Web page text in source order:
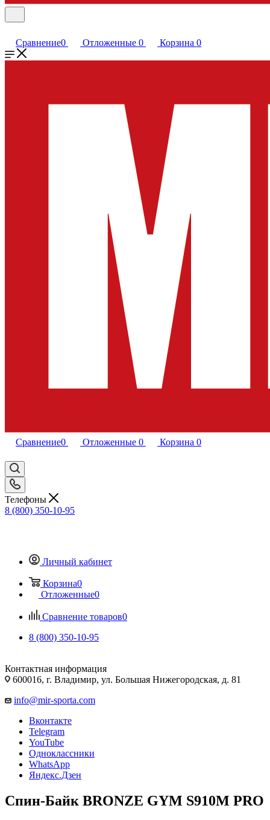
Сравнение0 Отложенные 0 Корзина 0
Сравнение0 Отложенные 0 Корзина 0
Телефоны
8 (800) 350-10-95
Личный кабинет
Корзина0
Отложенные0
Сравнение товаров0
8 (800) 350-10-95
Контактная информация
600016, г. Владимир, ул. Большая Нижегородская, д. 81
info@mir-sporta.com
Вконтакте
Telegram
YouTube
Одноклассники
WhatsApp
Яндекс.Дзен
Спин-Байк BRONZE GYM S910M PRO